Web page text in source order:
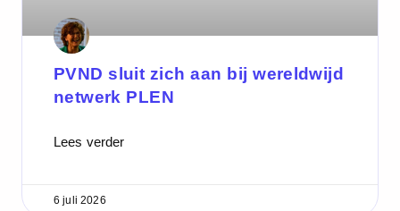
PVND sluit zich aan bij wereldwijd
netwerk PLEN
Lees verder
6 juli 2026